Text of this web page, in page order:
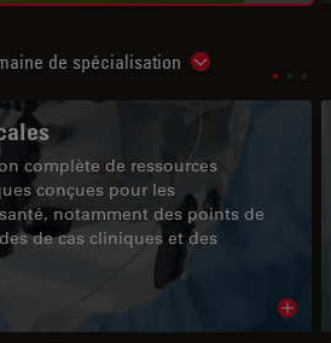
de spécialisation Show
complète de ressources
conçues pour les
notamment des points de
de cas cliniques et des